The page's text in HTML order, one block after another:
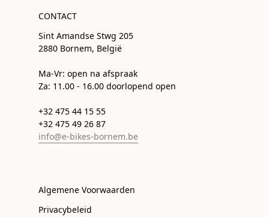
CONTACT
Sint Amandse Stwg 205
2880 Bornem, België
Ma-Vr: open na afspraak
Za: 11.00 - 16.00 doorlopend open
+32 475 44 15 55
+32 475 49 26 87
info@e-bikes-bornem.be
Algemene Voorwaarden
Privacybeleid